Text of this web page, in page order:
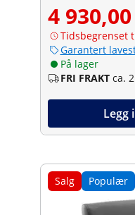
4
Tidsbegrenset
Garantert
På lager
FRI FRAKT ca.
Legg
Salg Populær